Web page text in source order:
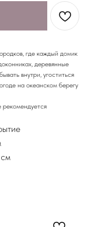
где каждый домик
деревянные
внутри, угоститься
на океанском берегу